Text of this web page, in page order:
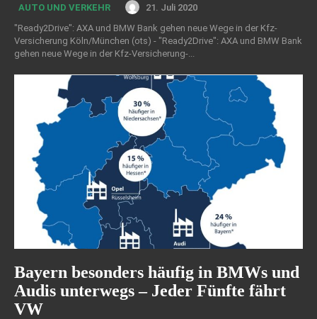
AUTO UND VERKEHR
21. Juli 2020
"Ready2Drive": AXA und BMW Bank gehen neue Wege in der Kfz-
Versicherung Köln/München (ots) - "Ready2Drive": AXA und BMW Bank
gehen neue Wege in der Kfz-Versicherung-...
Bayern besonders häufig in BMWs und
Audis unterwegs – Jeder Fünfte fährt
VW